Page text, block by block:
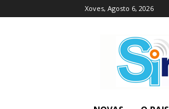
Xoves, Agosto 6, 2026